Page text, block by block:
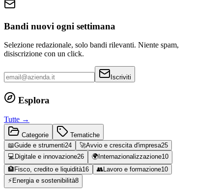
Bandi nuovi ogni settimana
Selezione redazionale, solo bandi rilevanti. Niente spam,
disiscrizione con un click.
Iscriviti
Esplora
Tutte →
Categorie
Tematiche
📖Guide e strumenti24 🚀Avvio e crescita d'impresa25
💻 Digitale e innovazione26 🌍Internazionalizzazione10
🏦Fisco, credito e liquidità16 👥Lavoro e formazione10
⚡Energia e sostenibilità8